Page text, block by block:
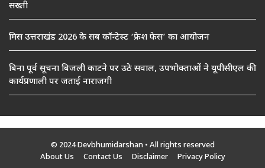
सख्ती
मिस उत्तराखंड 2026 के सब कॉन्टेस्ट ‘फ्रेश फेस’ का आयोजन
बिना पूर्व सूचना बिजली काटने पर उठे सवाल, उपभोक्ताओं ने यूपीसीएल की
कार्यप्रणाली पर जताई नाराजगी
© 2024 Devbhumidarshan • All rights reserved
About Us
Contact Us Disclaimer Privacy Policy